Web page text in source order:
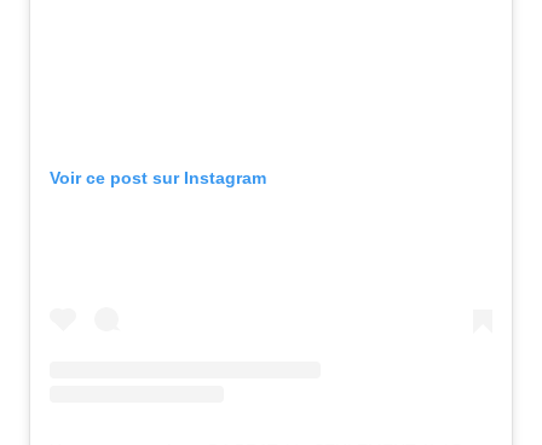
Voir ce post sur Instagram